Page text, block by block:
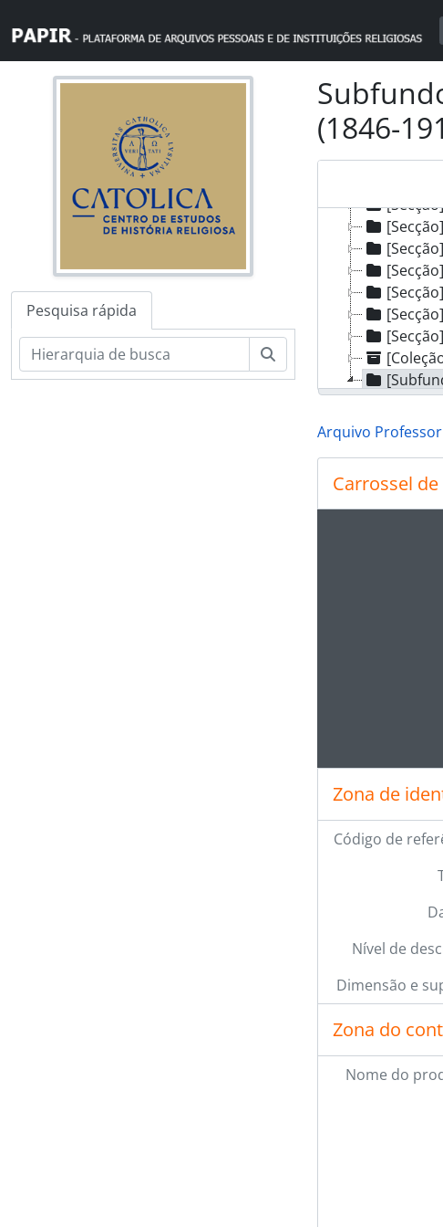
Pesquisa rápida
(1846-
Arquivo
Carrossel
Ao alterar
Ao clicar
Zona de
Código de
Nível de
Dimensão e
Zona do
Nome do